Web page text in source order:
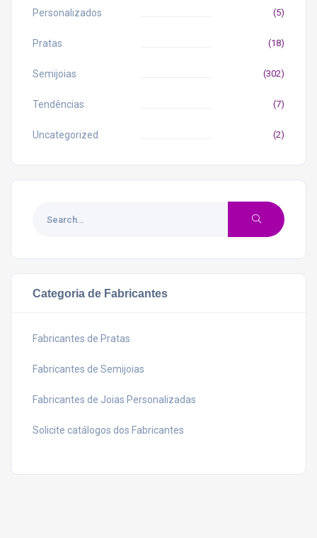
Personalizados (5)
Pratas (18)
Semijoias (302)
Tendências (7)
Uncategorized (2)
Categoria de Fabricantes
Fabricantes de Pratas
Fabricantes de Semijoias
Fabricantes de Joias Personalizadas
Solicite catálogos dos Fabricantes